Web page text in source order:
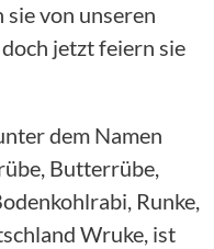
sie von unseren
jetzt feiern sie
dem Namen
Butterrübe,
Runke,
Wruke, ist